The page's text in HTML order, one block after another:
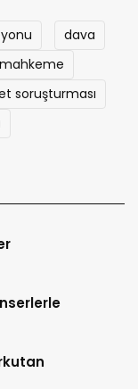
dava
mahkeme
soruşturması